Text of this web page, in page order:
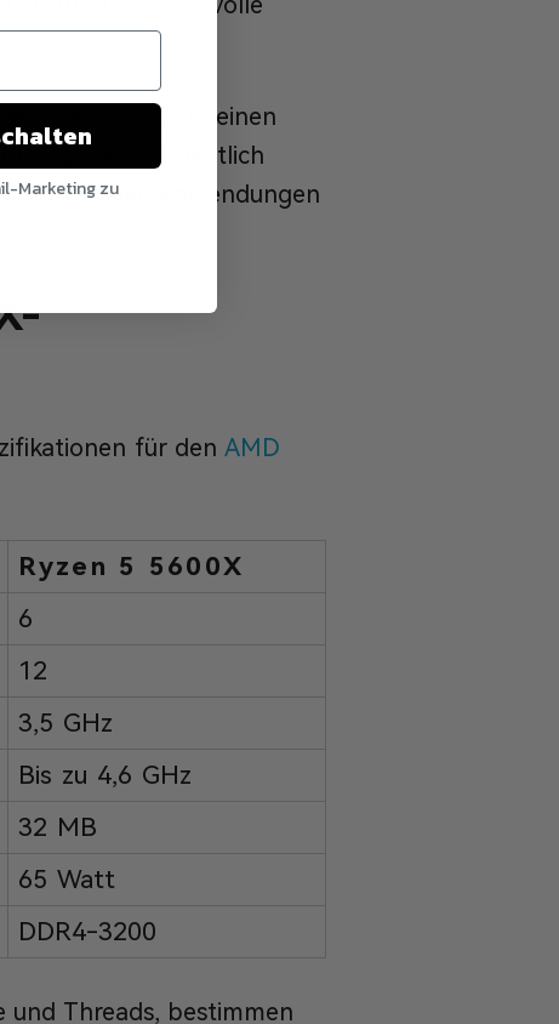
Ryzen 5 5600X einen
Boost-Modus deutlich
Anwendungen
für den AMD
Ryzen 5 5600X
6
12
3,5 GHz
Bis zu 4,6 GHz
32 MB
65 Watt
DDR4-3200
und Threads, bestimmen
Marketing zu